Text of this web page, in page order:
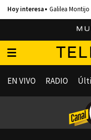
Galilea Montijo
EN VIVO RADIO